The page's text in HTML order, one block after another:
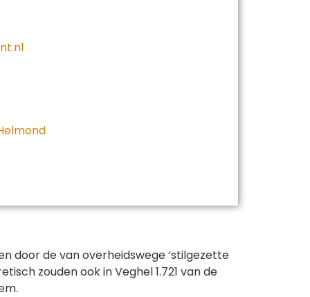
door de van overheidswege ‘stilgezette
zouden ook in Veghel 1.721 van de